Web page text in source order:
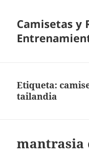
Camisetas y
Etiqueta:
tailandia
mantrasia